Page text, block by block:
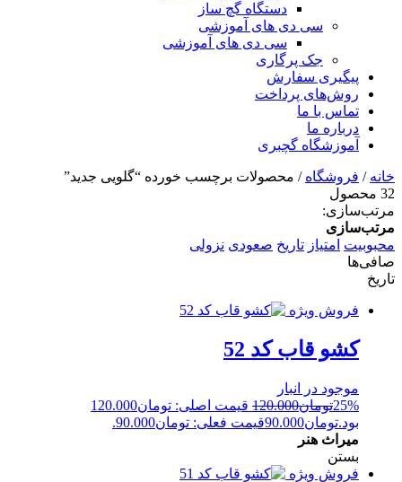
دستگاه گچ ساز
سی دی های آموزشی
سی دی های آموزشی
جک پرگاری
پیگیری سفارش
روش‌های پرداخت
تماس با ما
درباره ما
آموزشگاه گچبری
خانه / فروشگاه / محصولات برچسب خورده “گلویی جدید”
32 محصول
مرتب‌سازی:
مرتب‌سازی
محبوبیت امتیاز تاریخ صعودی نزولی
صافی‌ها
تاریخ
فروش ویژه
کشو قاب کد 52
موجود در انبار
25%تومان120.000
قیمت اصلی: تومان120.000
بود.تومان90.000قیمت فعلی: تومان90.000.
میراث هنر
بستن
فروش ویژه